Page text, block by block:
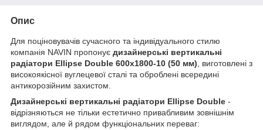
Опис
Для поціновувачів сучасного та індивідуального стилю
компанія NAVIN пропонує дизайнерські вертикальні
радіатори Ellipse Double 600х1800-10 (50 мм) , виготовлені з
високоякісної вуглецевої сталі та оброблені всередині
антикорозійним захистом.
Дизайнерські вертикальні радіатори Ellipse Double -
відрізняються не тільки естетично привабливим зовнішнім
виглядом, але й рядом функціональних переваг: